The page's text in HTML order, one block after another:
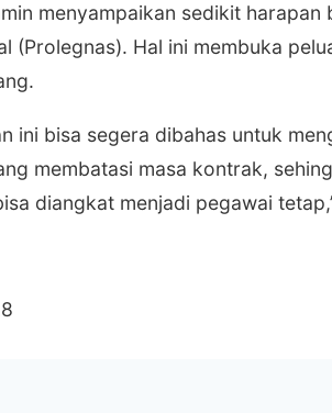
menyampaikan sedikit
(Prolegnas). Hal ini membuka
ini bisa segera dibahas untuk
membatasi masa kontrak,
diangkat menjadi pegawai